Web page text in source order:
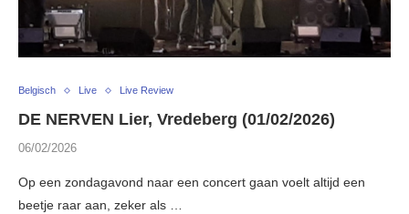
Belgisch Live Live Review
DE NERVEN Lier, Vredeberg (01/02/2026)
06/02/2026
Op een zondagavond naar een concert gaan voelt altijd een
beetje raar aan, zeker als …